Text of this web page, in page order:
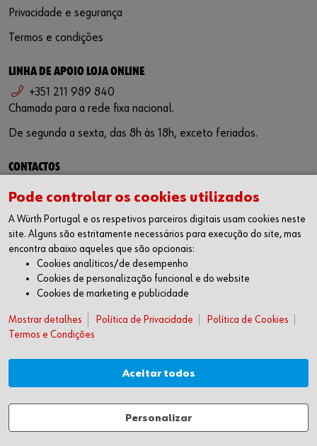
Privacidade e segurança
Termos e condições
LINHA DE APOIO LOJA ONLINE
+351 211 989 840
Chamada para a rede fixa nacional.
De segunda a sexta, das 8h às 18h, exceto feriados.
CONTACTOS
Técnica de Montagem, Lda.
Estrada Nacional 249-4
Abrunheira 2710-089 Sintra, Portugal
Todas as opções de contacto
+351 219 157 200
info@wurth.pt
Política de qualidade e ambiente
Responsabilidade ambiental
Pode controlar os cookies utilizados
A Würth Portugal e os respetivos parceiros digitais usam cookies neste
site. Alguns são estritamente necessários para execução do site, mas
encontra abaixo aqueles que são opcionais:
Cookies analíticos/de desempenho
Cookies de personalização funcional e do website
Cookies de marketing e publicidade
Mostrar detalhes Política de Privacidade
Política de Cookies
Termos e Condições
Aceitar todos
Personalizar